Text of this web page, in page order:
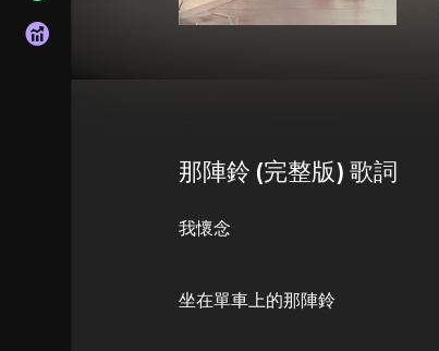
那陣鈴 (完整版) 歌詞
我懷念
坐在單車上的那陣鈴